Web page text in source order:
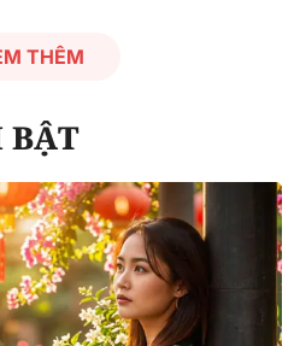
THÊM
BẬT